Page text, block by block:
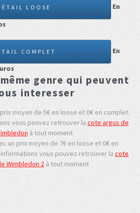
LOOSE
En
COMPLET
En
genre qui peuvent
interesser
moyen de 5€ en loose et 0€ en complet.
vous pouvez retrouver la cote argus de
à tout moment
un prix moyen de 7€ en loose et 0€ en
vous pouvez retrouver la cote
Wimbledon 2 à tout moment